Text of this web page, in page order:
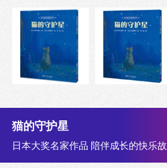
猫的守护星
日本大奖名家作品 陪伴成长的快乐